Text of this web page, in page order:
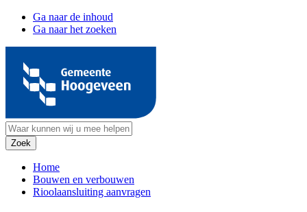
Ga naar de inhoud
Ga naar het zoeken
Home
Bouwen en verbouwen
Rioolaansluiting aanvragen